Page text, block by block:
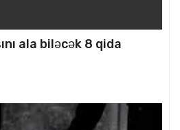
ala biləcək 8 qida